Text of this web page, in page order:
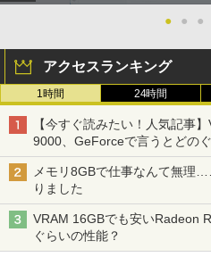
● ● ●
アクセスランキング
1時間 24時間
【今すぐ読みたい！人気記事
9000、GeForceで言うとどの
メモリ8GBで仕事なんて無理
りました
VRAM 16GBでも安いRadeon
ぐらいの性能？